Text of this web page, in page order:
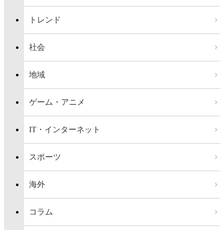
トレンド
社会
地域
ゲーム・アニメ
IT・インターネット
スポーツ
海外
コラム